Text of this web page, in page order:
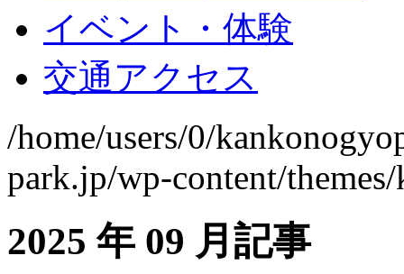
イベント・体験
交通アクセス
/home/users/0/
park.jp/wp-content/
2025 年 09 月記事